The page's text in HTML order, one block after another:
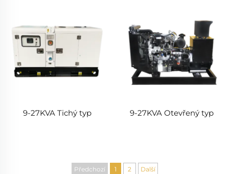
9-27KVA Tichý typ 9-27KVA Otevřený typ
Předchozí 1 2 Další